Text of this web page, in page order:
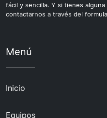
fácil y sencilla. Y si tienes
contactarnos a través del
Menú
Inicio
Equipos